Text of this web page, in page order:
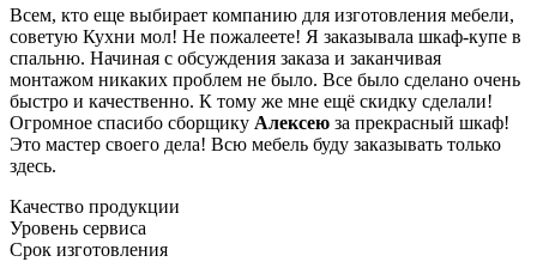
Всем, кто еще выбирает компанию для изготовления мебели,
советую Кухни мол! Не пожалеете! Я заказывала шкаф-купе в
спальню. Начиная с обсуждения заказа и заканчивая
монтажом никаких проблем не было. Все было сделано очень
быстро и качественно. К тому же мне ещё скидку сделали!
Огромное спасибо сборщику Алексею за прекрасный шкаф!
Это мастер своего дела! Всю мебель буду заказывать только
здесь.
Качество продукции
Уровень сервиса
Срок изготовления